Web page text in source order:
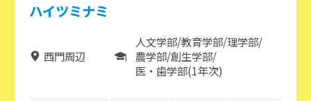
ハイツミナミ
西門周辺
人文学部 教育学部 理学部
農学部 創生学部
医・歯学部(1年次)